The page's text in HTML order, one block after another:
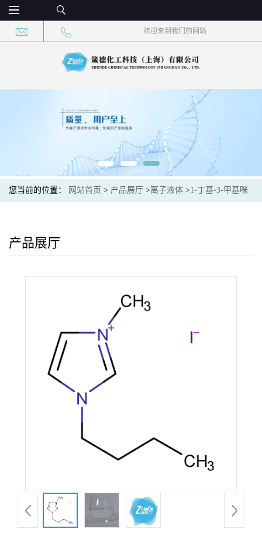
欢迎来到我们的网站
您当前的位置： 网站首页 > 产品展厅 >离子液体 >1-丁基-3-甲基咪
产品展厅